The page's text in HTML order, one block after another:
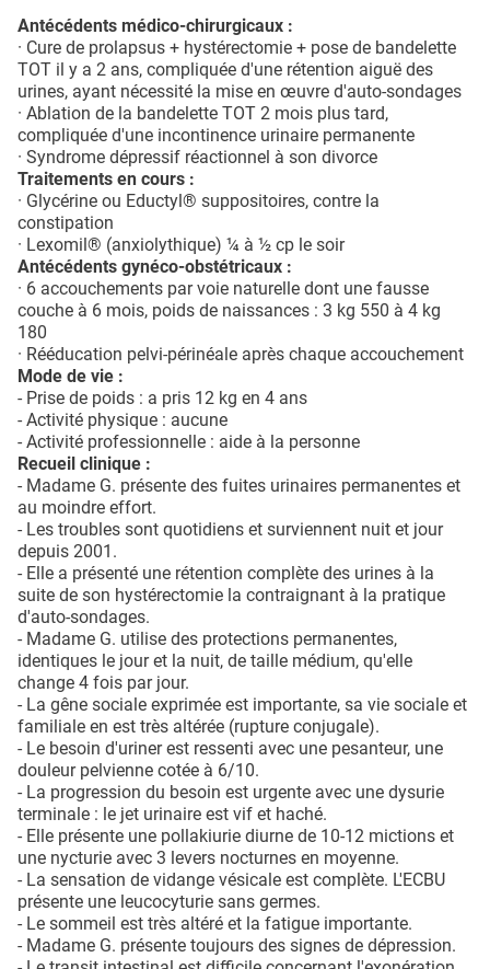
Antécédents médico-chirurgicaux :
· Cure de prolapsus + hystérectomie + pose de bandelette
TOT il y a 2 ans, compliquée d'une rétention aiguë des
urines, ayant nécessité la mise en œuvre d'auto-sondages
· Ablation de la bandelette TOT 2 mois plus tard,
compliquée d'une incontinence urinaire permanente
· Syndrome dépressif réactionnel à son divorce
Traitements en cours :
· Glycérine ou Eductyl® suppositoires, contre la
constipation
· Lexomil® (anxiolythique) ¼ à ½ cp le soir
Antécédents gynéco-obstétricaux :
· 6 accouchements par voie naturelle dont une fausse
couche à 6 mois, poids de naissances : 3 kg 550 à 4 kg
180
· Rééducation pelvi-périnéale après chaque accouchement
Mode de vie :
- Prise de poids : a pris 12 kg en 4 ans
- Activité physique : aucune
- Activité professionnelle : aide à la personne
Recueil clinique :
- Madame G. présente des fuites urinaires permanentes et
au moindre effort.
- Les troubles sont quotidiens et surviennent nuit et jour
depuis 2001.
- Elle a présenté une rétention complète des urines à la
suite de son hystérectomie la contraignant à la pratique
d'auto-sondages.
- Madame G. utilise des protections permanentes,
identiques le jour et la nuit, de taille médium, qu'elle
change 4 fois par jour.
- La gêne sociale exprimée est importante, sa vie sociale et
familiale en est très altérée (rupture conjugale).
- Le besoin d'uriner est ressenti avec une pesanteur, une
douleur pelvienne cotée à 6/10.
- La progression du besoin est urgente avec une dysurie
terminale : le jet urinaire est vif et haché.
- Elle présente une pollakiurie diurne de 10-12 mictions et
une nycturie avec 3 levers nocturnes en moyenne.
- La sensation de vidange vésicale est complète. L'ECBU
présente une leucocyturie sans germes.
- Le sommeil est très altéré et la fatigue importante.
- Madame G. présente toujours des signes de dépression.